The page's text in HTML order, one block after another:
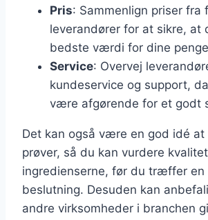
Pris: Sammenlign priser fra
leverandører for at sikre, at
bedste værdi for dine
Service: Overvej
kundeservice og support,
være afgørende for et godt
Det kan også være en god idé at
prøver, så du kan vurdere
ingredienserne, før du træffer en
beslutning. Desuden kan
andre virksomheder i branchen